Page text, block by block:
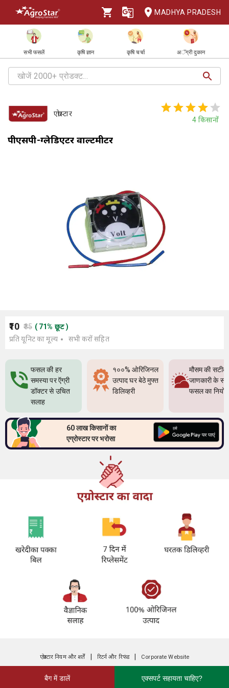
MADHYA PRADESH
सभी फसलें कृषि ज्ञान कृषि चर्चा अॅग्री दुकान
एग्रोस्टार
4 किसानों
पीएसपी-ग्लेडिएटर वाल्टमीटर
₹10 ₹35 ( 71% छूट)
प्रति यूनिट का मूल्य
सभी करों सहित
फसल की हर
समस्या पर ऍग्री
डॉक्टर से उचित
सलाह
१००% ओरिजिनल
उत्पाद घर बेठे मुफ्त
डिलिव्हरी
मौसम की सटीक
जाणकारी के
फसल का
60 लाख किसानों का
एग्रोस्टार पर भरोसा
बैग में डालें एक्सपर्ट सहायता चाहिए?
एग्रोस्टार नियम और शर्तें रिटर्न और रिफंड Corporate Website